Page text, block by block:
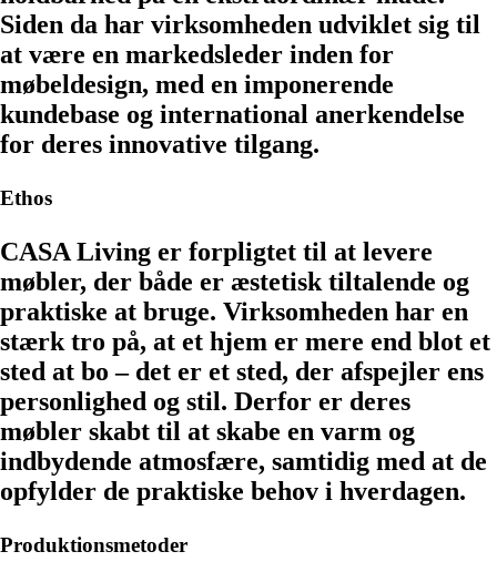
Siden da har virksomheden udviklet sig til
at være en markedsleder inden for
møbeldesign, med en imponerende
kundebase og international anerkendelse
for deres innovative tilgang.
Ethos
CASA Living er forpligtet til at levere
møbler, der både er æstetisk tiltalende og
praktiske at bruge. Virksomheden har en
stærk tro på, at et hjem er mere end blot et
sted at bo – det er et sted, der afspejler ens
personlighed og stil. Derfor er deres
møbler skabt til at skabe en varm og
indbydende atmosfære, samtidig med at de
opfylder de praktiske behov i hverdagen.
Produktionsmetoder